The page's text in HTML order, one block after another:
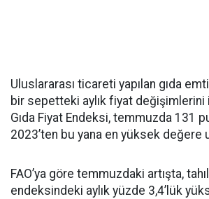
Uluslararası ticareti yapılan gıda
bir sepetteki aylık fiyat değişimlerini
Gıda Fiyat Endeksi, temmuzda 131
2023’ten bu yana en yüksek değere
FAO’ya göre temmuzdaki artışta,
endeksindeki aylık yüzde 3,4’lük